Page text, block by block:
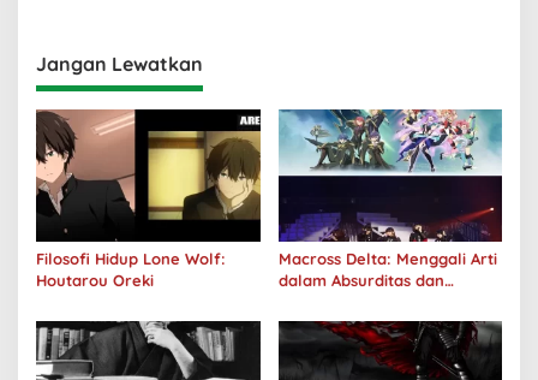
Jangan Lewatkan
Filosofi Hidup Lone Wolf:
Houtarou Oreki
Macross Delta: Menggali Arti
dalam Absurditas dan